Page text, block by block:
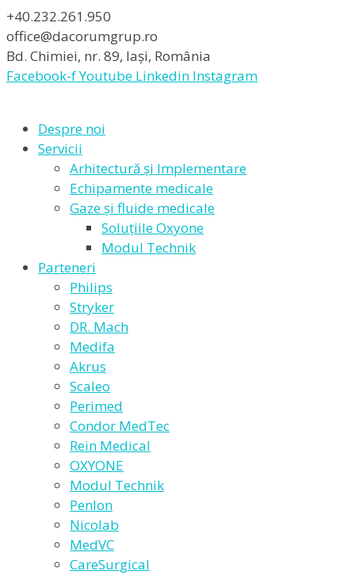
+40.232.261.950
office@dacorumgrup.ro
Bd. Chimiei, nr. 89, Iași, România
Facebook-fYoutube Linkedin Instagram
Despre noi
Servicii
Arhitectură și Implementare
Echipamente medicale
Gaze și fluide medicale
Soluțiile Oxyone
Modul Technik
Parteneri
Philips
Stryker
DR. Mach
Medifa
Akrus
Scaleo
Perimed
Condor MedTec
Rein Medical
OXYONE
Modul Technik
Penlon
Nicolab
MedVC
CareSurgical